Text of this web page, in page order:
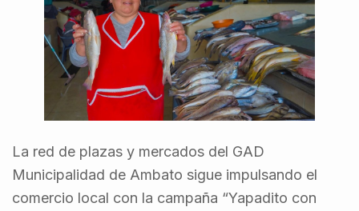
La red de plazas y mercados del GAD
Municipalidad de Ambato sigue impulsando el
comercio local con la campaña “Yapadito con